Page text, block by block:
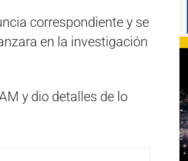
correspondiente y se
en la investigación
y dio detalles de lo